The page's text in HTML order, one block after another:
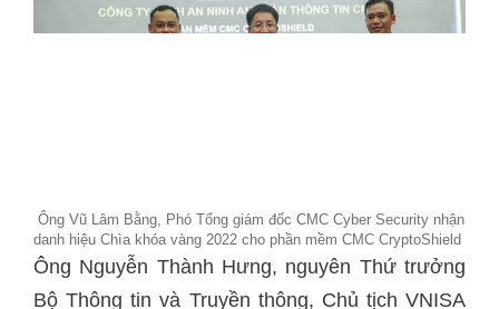
Ông Vũ Lâm Bằng, Phó Tổng giám đốc CMC Cyber Security nhận
danh hiệu Chìa khóa vàng 2022 cho phần mềm CMC CryptoShield
Ông Nguyễn Thành Hưng, nguyên Thứ trưởng
Bộ Thông tin và Truyền thông, Chủ tịch VNISA